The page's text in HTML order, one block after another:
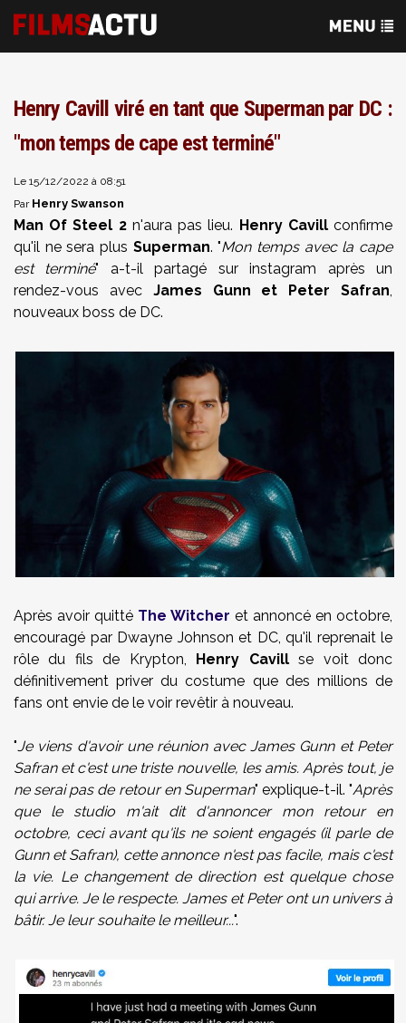
Henry Cavill viré en tant que Superman par DC :
"mon temps de cape est terminé"
Le 15/12/2022 à 08:51
Par Henry Swanson
Man Of Steel 2n'aura pas lieu. Henry Cavillconfirme
qu'il ne sera plus Superman. "Mon temps avec la cape
est terminé" a-t-il partagé sur instagram après un
rendez-vous avec James Gunn et Peter Safran,
nouveaux boss de DC.
Après avoir quitté The Witcher et annoncé en octobre,
encouragé par Dwayne Johnson et DC, qu'il reprenait le
rôle du fils de Krypton,
Henry Cavillse voit donc
définitivement priver du costume que des millions de
fans ont envie de le voir revêtir à nouveau.
"Je viens d'avoir une réunion avec James Gunn et Peter
Safran et c'est une triste nouvelle, les amis. Après tout, je
ne serai pas de retour en Superman" explique-t-il. "Après
que le studio m'ait dit d'annoncer mon retour en
octobre, ceci avant qu'ils ne soient engagés (il parle de
Gunn et Safran), cette annonce n'est pas facile, mais c'est
la vie. Le changement de direction est quelque chose
qui arrive. Je le respecte. James et Peter ont un univers à
bâtir. Je leur souhaite le meilleur...".